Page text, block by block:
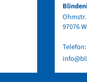
97076
Telefon: